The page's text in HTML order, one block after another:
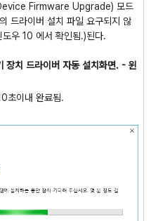
Firmware Upgrade) 모드
드라이버 설치 파일 요구되지 않
우 10 에서 확인됨.)된다.
치 드라이버 자동 설치화면. - 윈
초이내 완료됨.